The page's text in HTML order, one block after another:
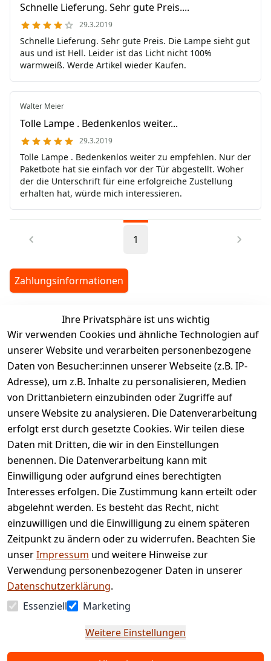
Schnelle Lieferung. Sehr gute Preis....
29.3.2019
Schnelle Lieferung. Sehr gute Preis. Die Lampe sieht gut
aus und ist Hell. Leider ist das Licht nicht 100%
warmweiß. Werde Artikel wieder Kaufen.
Walter Meier
Tolle Lampe . Bedenkenlos weiter...
29.3.2019
Tolle Lampe . Bedenkenlos weiter zu empfehlen. Nur der
Paketbote hat sie einfach vor der Tür abgestellt. Woher
der die Unterschrift für eine erfolgreiche Zustellung
erhalten hat, würde mich interessieren.
1
Zahlungsinformationen
legalDetails
Ihre Privatsphäre ist uns wichtig
Wir verwenden Cookies und ähnliche Technologien auf
unserer Website und verarbeiten personenbezogene
Daten von Besucher:innen unserer Webseite (z.B. IP-
Adresse), um z.B. Inhalte zu personalisieren, Medien
von Drittanbietern einzubinden oder Zugriffe auf
unsere Website zu analysieren. Die Datenverarbeitung
erfolgt erst durch gesetzte Cookies. Wir teilen diese
Daten mit Dritten, die wir in den Einstellungen
benennen. Die Datenverarbeitung kann mit
Einwilligung oder aufgrund eines berechtigten
Interesses erfolgen. Die Zustimmung kann erteilt oder
abgelehnt werden. Es besteht das Recht, nicht
einzuwilligen und die Einwilligung zu einem späteren
Zeitpunkt zu ändern oder zu widerrufen. Beachten Sie
unserImpressum und weitere Hinweise zur
Verwendung personenbezogener Daten in unserer
Datenschutzerklärung.
Essenziell
Marketing
Weitere Einstellungen
Rechtliches
AGB
Impressum
Datenschutze
rklärung
Barrierefreihe
itserklärung
Widerrufsrec
ht
Services
Kontakt
Registrieren
Retourenpo
rtal
Vertrag
widerrufen